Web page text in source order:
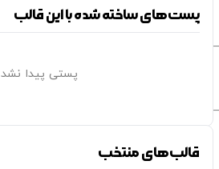
پست‌های ساخته شده با این قالب
پستی پیدا نشد
قالب‌های منتخب